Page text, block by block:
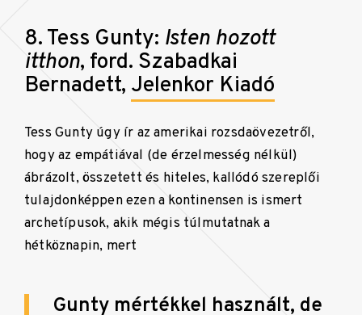
8. Tess Gunty: Isten hozott
itthon, ford. Szabadkai
Bernadett, Jelenkor Kiadó
Tess Gunty úgy ír az amerikai rozsdaövezetről,
hogy az empátiával (de érzelmesség nélkül)
ábrázolt, összetett és hiteles, kallódó szereplői
tulajdonképpen ezen a kontinensen is ismert
archetípusok, akik mégis túlmutatnak a
hétköznapin, mert
Gunty mértékkel használt, de